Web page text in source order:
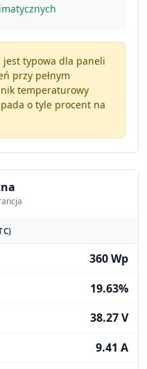
jest typowa dla paneli
przy pełnym
temperaturowy
o tyle procent na
360 Wp
19.63%
38.27 V
9.41 A